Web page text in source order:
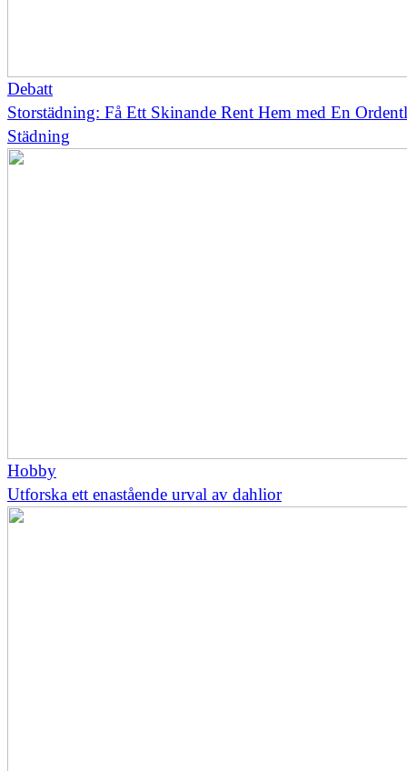
Debatt
Storstädning: Få Ett Skinande Rent Hem med En
Städning
Hobby
Utforska ett enastående urval av dahlior